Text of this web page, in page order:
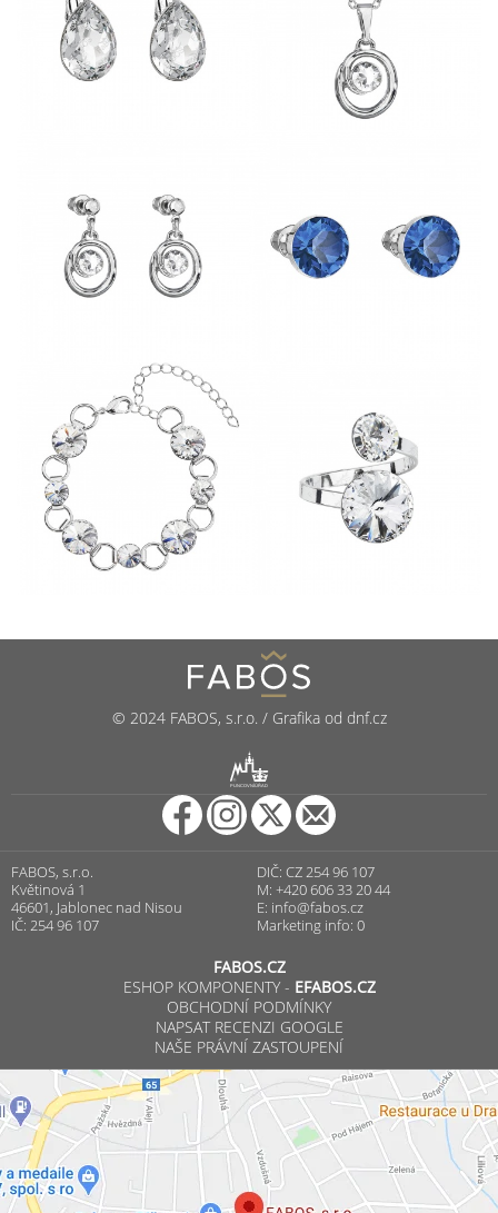
© 2024 FABOS, s.r.o. / Grafika od dnf.cz
PUNCOVNÍ ÚŘAD
FABOS, s.r.o.
Květinová 1
46601, Jablonec nad Nisou
IČ: 254 96 107
DIČ: CZ 254 96 107
M: +420 606 33 20 44
E: info@fabos.cz
Marketing info: 0
FABOS.CZ
ESHOP KOMPONENTY - EFABOS.CZ
OBCHODNÍ PODMÍNKY
NAPSAT RECENZI GOOGLE
NAŠE PRÁVNÍ ZASTOUPENÍ